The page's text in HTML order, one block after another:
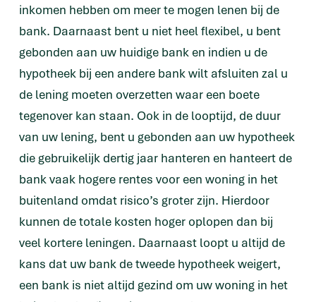
inkomen hebben om meer te mogen lenen bij de
bank. Daarnaast bent u niet heel flexibel, u bent
gebonden aan uw huidige bank en indien u de
hypotheek bij een andere bank wilt afsluiten zal u
de lening moeten overzetten waar een boete
tegenover kan staan. Ook in de looptijd, de duur
van uw lening, bent u gebonden aan uw hypotheek
die gebruikelijk dertig jaar hanteren en hanteert de
bank vaak hogere rentes voor een woning in het
buitenland omdat risico’s groter zijn. Hierdoor
kunnen de totale kosten hoger oplopen dan bij
veel kortere leningen. Daarnaast loopt u altijd de
kans dat uw bank de tweede hypotheek weigert,
een bank is niet altijd gezind om uw woning in het